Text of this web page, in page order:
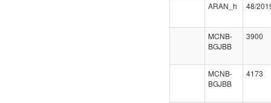
ARAN_h 48/
MCNB-
BGJBB
3900
MCNB-
BGJBB
4173